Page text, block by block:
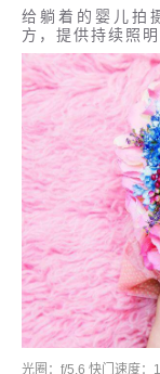
给躺着的婴儿拍
方，提供持续照
光圈：f/5.6 快门速度：